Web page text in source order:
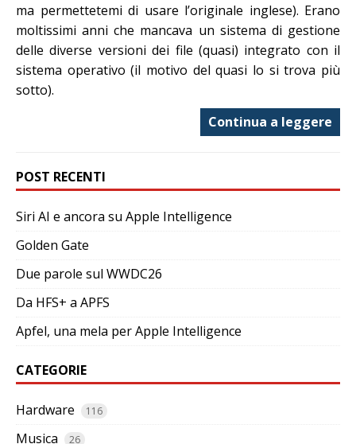
ma permettetemi di usare l’originale inglese). Erano
moltissimi anni che mancava un sistema di gestione
delle diverse versioni dei file (quasi) integrato con il
sistema operativo (il motivo del quasi lo si trova più
sotto).
Continua a leggere
POST RECENTI
Siri AI e ancora su Apple Intelligence
Golden Gate
Due parole sul WWDC26
Da HFS+ a APFS
Apfel, una mela per Apple Intelligence
CATEGORIE
Hardware 116
Musica 26